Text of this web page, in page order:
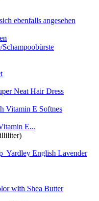
ebenfalls angesehen
Schampoobürste
Neat Hair Dress
E...
Yardley English Lavender